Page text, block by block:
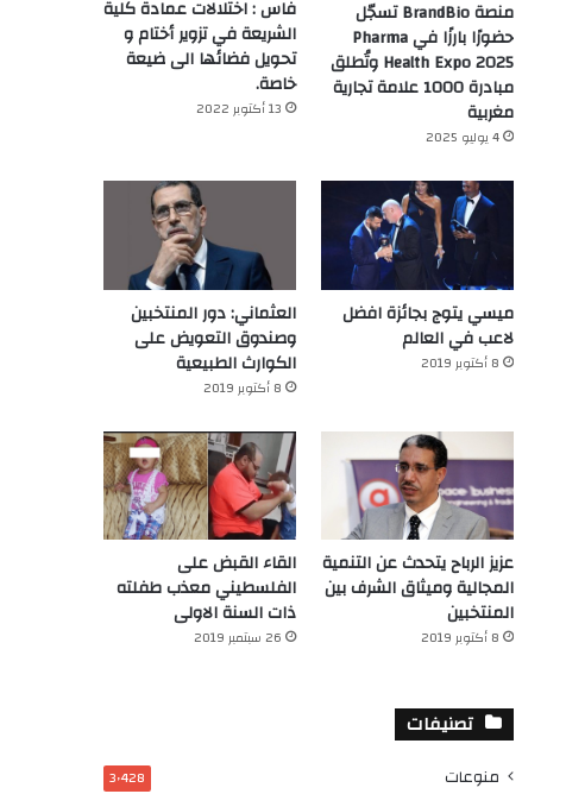
منصة BrandBio تسجّل
حضورًا بارزًا في Pharma
Health Expo 2025 وتُطلق
مبادرة 1000 علامة تجارية
مغربية
4 يوليو 2025
فاس : اختلالات عمادة كلية
الشريعة في تزوير أختام و
تحويل فضائها الى ضيعة
خاصة.
13 أكتوبر 2022
ميسي يتوج بجائزة افضل
لاعب في العالم‎
8 أكتوبر 2019
العثماني: دور المنتخبين
وصندوق التعويض على
الكوارث الطبيعية
8 أكتوبر 2019
عزيز الرباح يتحدث عن التنمية
المجالية وميثاق الشرف بين
المنتخبين
8 أكتوبر 2019
القاء القبض على
الفلسطيني معذب طفلته
ذات السنة الاولى
26 سبتمبر 2019
تصنيفات
منوعات 3٬428